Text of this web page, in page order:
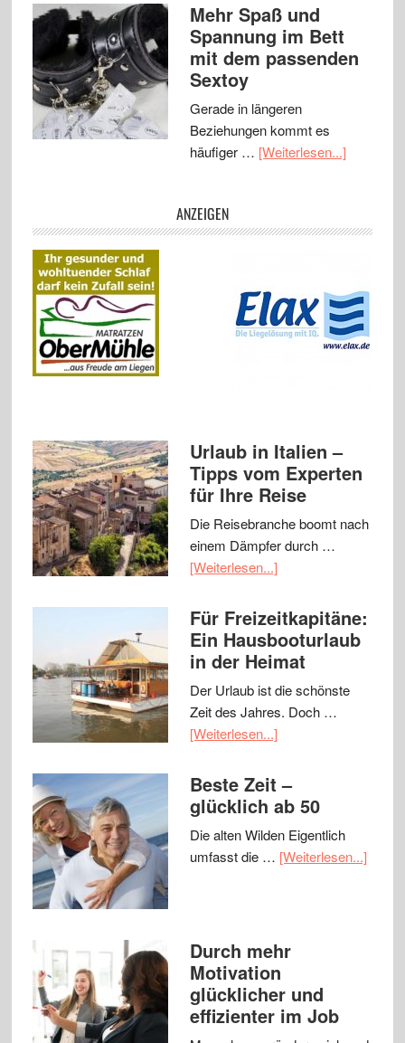
Mehr Spaß und
Spannung im Bett
mit dem passenden
Sextoy
Gerade in längeren
Beziehungen kommt es
häufiger … [Weiterlesen...]
ANZEIGEN
Urlaub in Italien –
Tipps vom Experten
für Ihre Reise
Die Reisebranche boomt nach
einem Dämpfer durch …
[Weiterlesen...]
Für Freizeitkapitäne:
Ein Hausbooturlaub
in der Heimat
Der Urlaub ist die schönste
Zeit des Jahres. Doch …
[Weiterlesen...]
Beste Zeit –
glücklich ab 50
Die alten Wilden Eigentlich
umfasst die … [Weiterlesen...]
Durch mehr
Motivation
glücklicher und
effizienter im Job